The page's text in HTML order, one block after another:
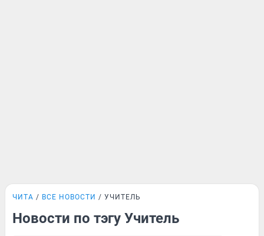
ЧИТА ВСЕ НОВОСТИ УЧИТЕЛЬ
Новости по тэгу Учитель